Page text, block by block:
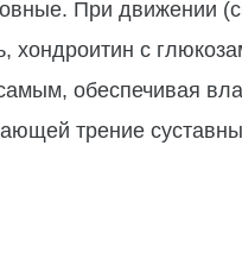
При движении
хондроитин с
обеспечивая
трение